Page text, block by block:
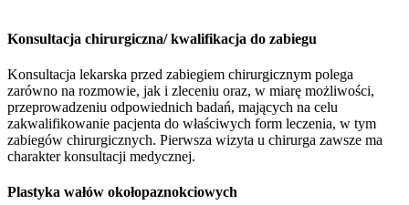
Konsultacja chirurgiczna/ kwalifikacja do zabiegu
Konsultacja lekarska przed zabiegiem chirurgicznym polega
zarówno na rozmowie, jak i zleceniu oraz, w miarę możliwości,
przeprowadzeniu odpowiednich badań, mających na celu
zakwalifikowanie pacjenta do właściwych form leczenia, w tym
zabiegów chirurgicznych. Pierwsza wizyta u chirurga zawsze ma
charakter konsultacji medycznej.
Plastyka wałów okołopaznokciowych